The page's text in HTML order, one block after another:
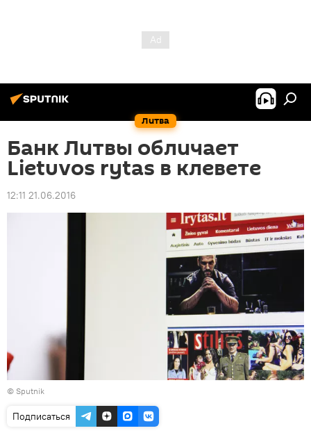
Литва
Банк Литвы обличает
Lietuvos rytas в клевете
12:11 21.06.2016
© Sputnik
Подписаться